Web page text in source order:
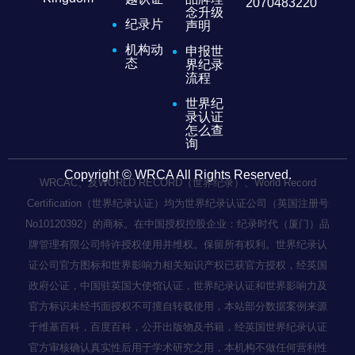
纪录片
机构动
态
念升级
声明
申报世
界纪录
流程
世界纪
录认证
怎么查
询
Copyright © WRCA All Rights Reserved.
WRCAC、及WORLD RECORD（世界纪录）、World Record
Certification（世界纪录认证）均为世界纪录认证公司（英国注册号
No10120392）的商标。在中国授权控股企业：纪录时代（厦门）品
牌管理有限公司特许授权使用并维权。保留所有权利。世界纪录认
证公司官方图标和世界影响力相关知识产权已获官方授权，经英国
政府公证，中国驻英国大使馆认证，世界纪录认证和世界影响力及
官方标识未经书面授权不可擅自转载使用，本站部分数据案例来源
于维基百科，百度百科，公开出版物及书籍，经英国世界纪录认证
官方审核确认真实性后用于学术研究之用，本机构不做任何营利性